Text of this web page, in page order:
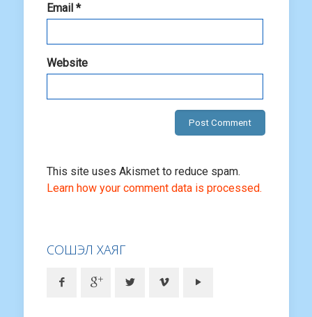
Email *
Website
This site uses Akismet to reduce spam.
Learn how your comment data is processed.
СОШЭЛ ХАЯГ